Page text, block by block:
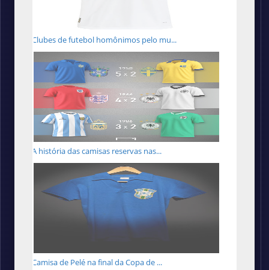
Clubes de futebol homônimos pelo mu...
A história das camisas reservas nas...
Camisa de Pelé na final da Copa de ...